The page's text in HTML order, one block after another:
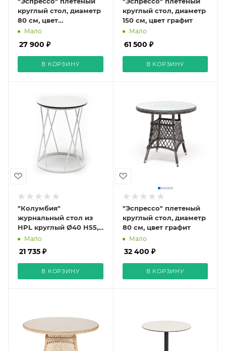
круглый стол, диаметр
80 см, цвет
соломенный
Мало
27 900 ₽
В КОРЗИНУ
круглый стол, диаметр
150 см, цвет графит
Мало
61 500 ₽
В КОРЗИНУ
"Колумбия"
журнальный стол из
HPL круглый Ø40 H55,
каркас из стали белый,
"молочный"
Мало
21 735 ₽
В КОРЗИНУ
"Эспрессо" плетеный
круглый стол, диаметр
80 см, цвет графит
Мало
32 400 ₽
В КОРЗИНУ